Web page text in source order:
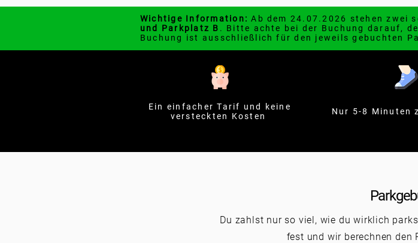
Wichtige Information:Ab dem 24.07.2026 stehen zwei
und Parkplatz B . Bitte achte bei der Buchung darauf,
Buchung ist ausschließlich für den jeweils gebuchten
Ein einfacher Tarif und keine
versteckten Kosten
Nur 5-8 Minuten
Du zahlst nur so viel, wie du wirklich
fest und wir berechnen den